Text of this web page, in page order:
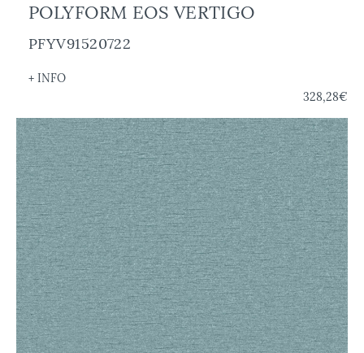
POLYFORM EOS VERTIGO
PFYV91520722
+ INFO
328,28€